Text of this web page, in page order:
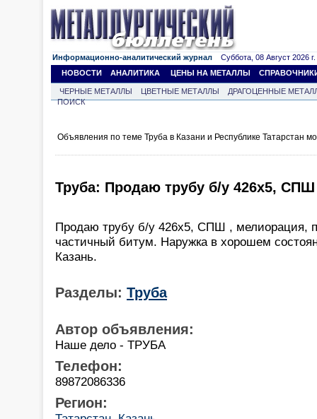
Информационно-аналитический журнал Суббота, 08 Август 2026 г.
НОВОСТИ
АНАЛИТИКА ЦЕНЫ НА МЕТАЛЛЫ
ЧЕРНЫЕ МЕТАЛЛЫ ЦВЕТНЫЕ МЕТАЛЛЫ
ДРАГОЦЕННЫЕ
ПОИСК
Объявления по теме Труба в Казани и Республике Татарстан
Труба: Продаю трубу б/у 426х5, СПШ
Продаю трубу б/у 426х5, СПШ , мелиорация,
частичный битум. Наружка в хорошем
Казань.
Разделы: Труба
Автор объявления:
Наше дело - ТРУБА
Телефон:
89872086336
Регион: